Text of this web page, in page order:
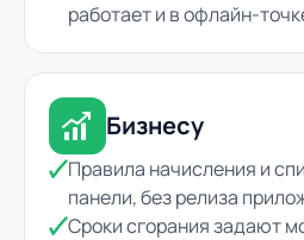
работает и в офлайн-
Бизнесу
Правила начисления и
панели, без релиза
Сроки сгорания задают